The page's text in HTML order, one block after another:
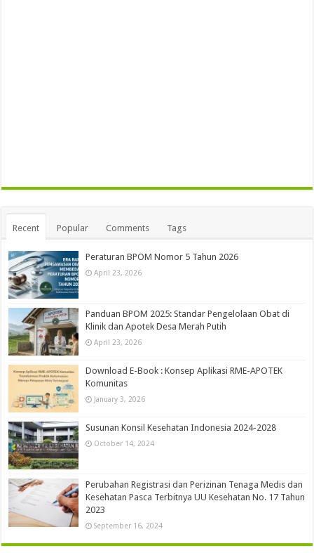
Recent Popular Comments Tags
Peraturan BPOM Nomor 5 Tahun 2026
April 23, 2026
Panduan BPOM 2025: Standar Pengelolaan Obat di
Klinik dan Apotek Desa Merah Putih
April 23, 2026
Download E-Book : Konsep Aplikasi RME-APOTEK
Komunitas
January 3, 2026
Susunan Konsil Kesehatan Indonesia 2024-2028
October 14, 2024
Perubahan Registrasi dan Perizinan Tenaga Medis dan
Kesehatan Pasca Terbitnya UU Kesehatan No. 17 Tahun
2023
September 16, 2024